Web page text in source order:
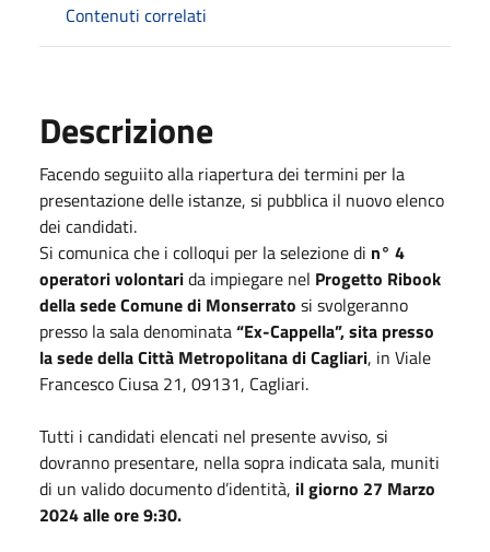
Contenuti correlati
Descrizione
Facendo seguiito alla riapertura dei termini per la
presentazione delle istanze, si pubblica il nuovo elenco
dei candidati.
Si comunica che i colloqui per la selezione di n° 4
operatori volontarida impiegare nel Progetto Ribook
della sede Comune di Monserrato si svolgeranno
presso la sala denominata“Ex-Cappella”, sita presso
la sede della Città Metropolitana di Cagliari, in Viale
Francesco Ciusa 21, 09131, Cagliari.
Tutti i candidati elencati nel presente avviso, si
dovranno presentare, nella sopra indicata sala, muniti
di un valido documento d’identità, il giorno 27 Marzo
2024 alle ore 9:30.